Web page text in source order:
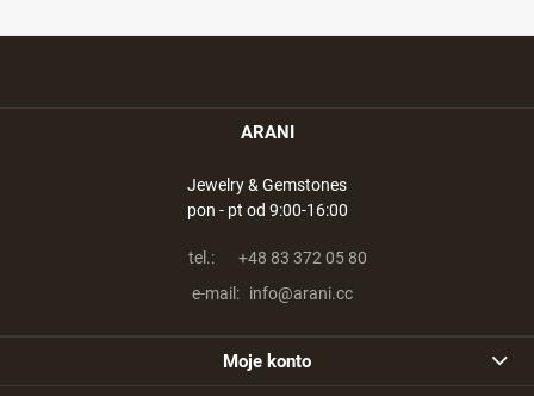
ARANI
Jewelry & Gemstones
pon - pt od 9:00-16:00
tel.:
+48 83 372 05 80
e-mail: info@arani.cc
Moje konto